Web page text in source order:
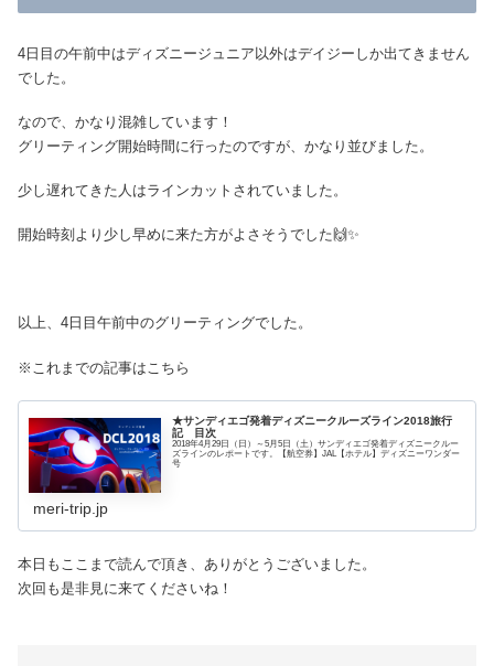
4日目の午前中はディズニージュニア以外はデイジーしか出てきません
でした。
なので、かなり混雑しています！
グリーティング開始時間に行ったのですが、かなり並びました。
少し遅れてきた人はラインカットされていました。
開始時刻より少し早めに来た方がよさそうでした🙌✨
以上、4日目午前中のグリーティングでした。
※これまでの記事はこちら
★サンディエゴ発着ディズニークルーズライン2018旅行
記 目次
2018年4月29日（日）～5月5日（土）サンディエゴ発着ディズニークルー
ズラインのレポートです。【航空券】JAL【ホテル】ディズニーワンダー
号
meri-trip.jp
本日もここまで読んで頂き、ありがとうございました。
次回も是非見に来てくださいね！